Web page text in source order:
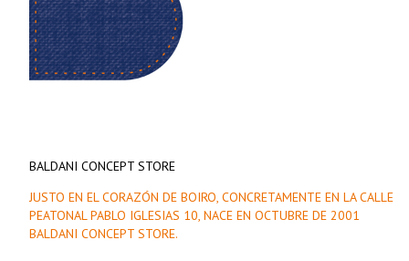
BALDANI CONCEPT STORE
JUSTO EN EL CORAZÓN DE BOIRO, CONCRETAMENTE EN LA CALLE
PEATONAL PABLO IGLESIAS 10, NACE EN OCTUBRE DE 2001
BALDANI CONCEPT STORE.